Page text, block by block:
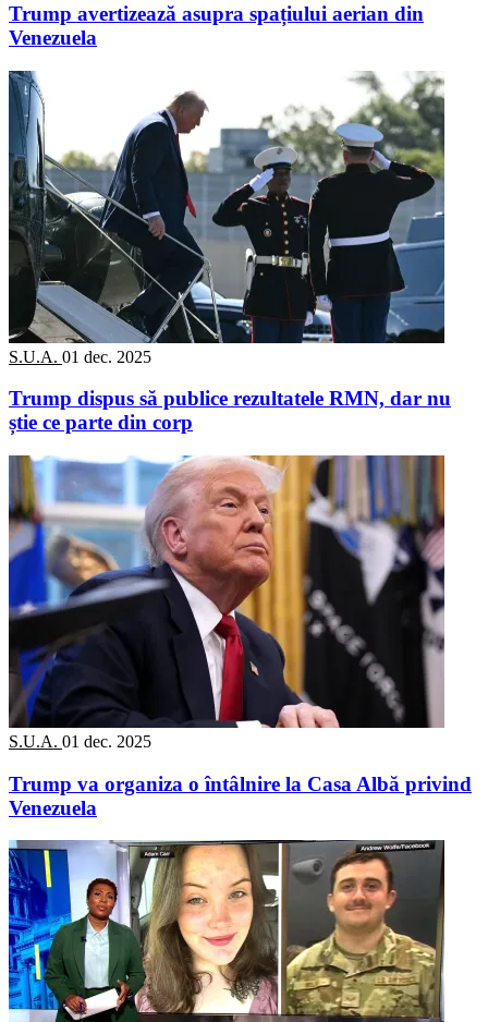
Trump avertizează asupra spațiului aerian din
Venezuela
S.U.A. 01 dec. 2025
Trump dispus să publice rezultatele RMN, dar nu
știe ce parte din corp
S.U.A. 01 dec. 2025
Trump va organiza o întâlnire la Casa Albă privind
Venezuela